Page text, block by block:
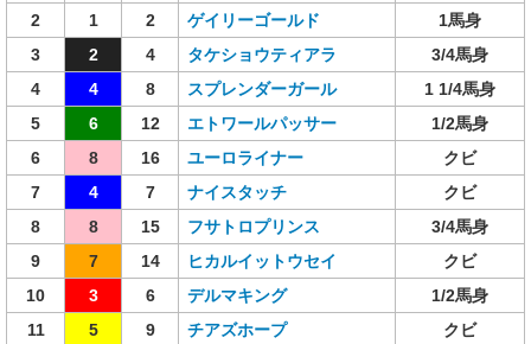
2
1 2 ゲイリーゴールド
1馬身
3
2 4 タケショウティアラ
3/4馬身
4
4 8 スプレンダーガール
1 1/4馬身
5
6 12 エトワールパッサー
1/2馬身
6
8 16 ユーロライナー
クビ
7
4 7 ナイスタッチ
クビ
8
8 15 フサトロプリンス
3/4馬身
9
7 14 ヒカルイットウセイ
クビ
10
3 6 デルマキング
1/2馬身
11
5 9 チアズホープ
クビ